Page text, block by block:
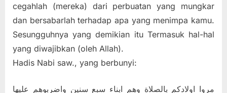
cegahlah (mereka) dari perbuatan yang mungkar
dan bersabarlah terhadap apa yang menimpa kamu.
Sesungguhnya yang demikian itu Termasuk hal-hal
yang diwajibkan (oleh Allah).
Hadis Nabi saw., yang berbunyi:
مروا اولادكم بالصلاة وهم ابناء سبع سنين واضربوهم عليها